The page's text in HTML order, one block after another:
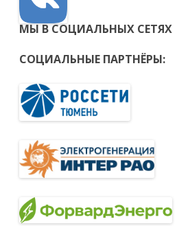
МЫ В СОЦИАЛЬНЫХ СЕТЯХ
СОЦИАЛЬНЫЕ ПАРТНЁРЫ: